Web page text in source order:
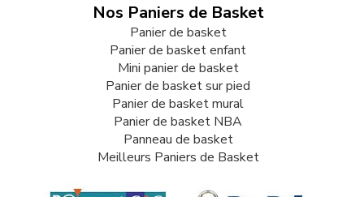
Nos Paniers de Basket
Panier de basket
Panier de basket enfant
Mini panier de basket
Panier de basket sur pied
Panier de basket mural
Panier de basket NBA
Panneau de basket
Meilleurs Paniers de Basket